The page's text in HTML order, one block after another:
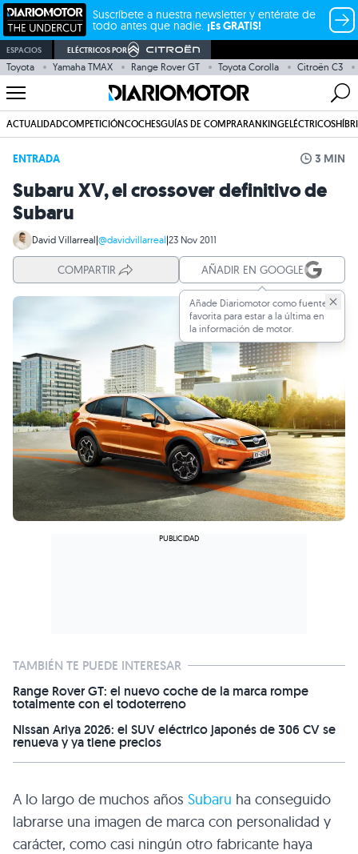
Suscríbete a nuestra newsletter y entérate de
todo antes que nadie. ¡Es GRATIS!
ESPACIOS ELÉCTRICOS POR
Toyota Yamaha TMAX Range Rover GT Toyota Corolla Citroën C3
ACTUALIDADCOMPETICIÓNCOCHESGUÍAS DE COMPRARANKINGELÉCTRICOS
ENTRADA 3 MIN
Subaru XV, el crossover definitivo de
Subaru
David Villarreal|@davidvillarreal|23 Nov 2011
COMPARTIR AÑADIR EN GOOGLE
Añade Diariomotor como fuente
favorita para estar a la última en
la información de motor.
TAMBIÉN TE PUEDE INTERESAR
Range Rover GT: el nuevo coche de la marca rompe
totalmente con el todoterreno
Nissan Ariya 2026: el SUV eléctrico japonés de 306 CV se
renueva y ya tiene precios
A lo largo de muchos años Subaru ha conseguido
labrarse una imagen de marca con personalidad y
carácter, como casi ningún otro fabricante haya